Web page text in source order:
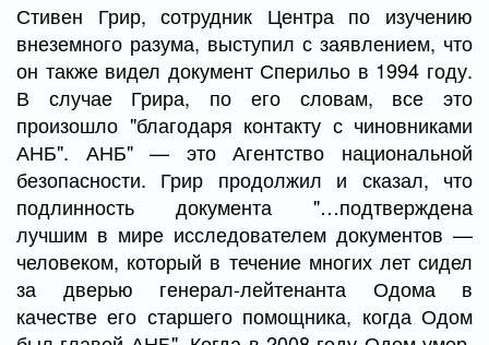
Стивен Грир, сотрудник Центра по изучению
внеземного разума, выступил с заявлением, что
он также видел документ Сперильо в 1994 году.
В случае Грира, по его словам, все это
произошло "благодаря контакту с чиновниками
АНБ". АНБ" — это Агентство национальной
безопасности. Грир продолжил и сказал, что
подлинность документа "…подтверждена
лучшим в мире исследователем документов —
человеком, который в течение многих лет сидел
за дверью генерал-лейтенанта Одома в
качестве его старшего помощника, когда Одом